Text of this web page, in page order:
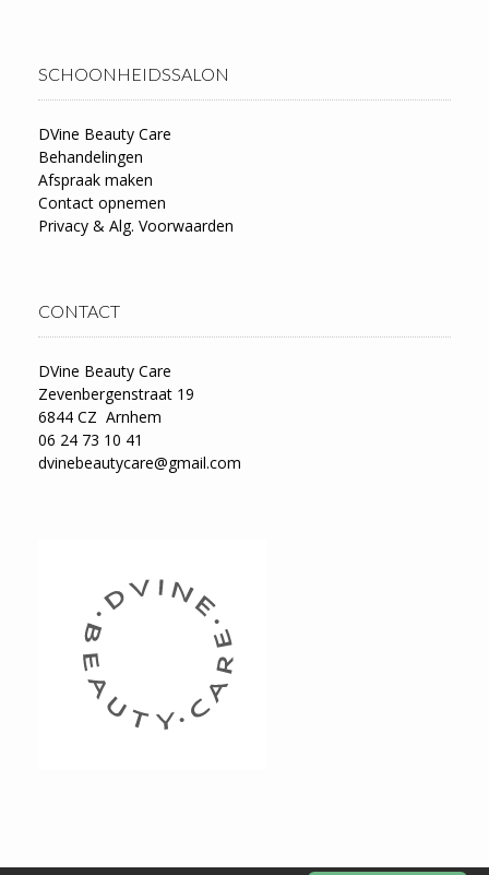
SCHOONHEIDSSALON
DVine Beauty Care
Behandelingen
Afspraak maken
Contact opnemen
Privacy & Alg. Voorwaarden
CONTACT
DVine Beauty Care
Zevenbergenstraat 19
6844 CZ Arnhem
06 24 73 10 41
dvinebeautycare@gmail.com